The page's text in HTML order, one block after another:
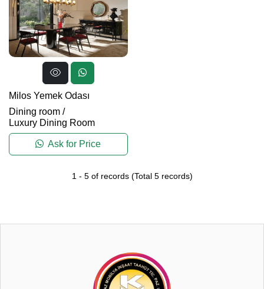
Milos Yemek Odası
Dining room /
Luxury Dining Room
Ask for Price
1 - 5of records (Total 5records)